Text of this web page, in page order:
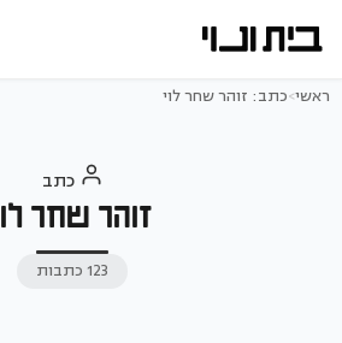
ראשי>כתב: זוהר שחר לוי
כתב
זוהר שחר
123 כתבות